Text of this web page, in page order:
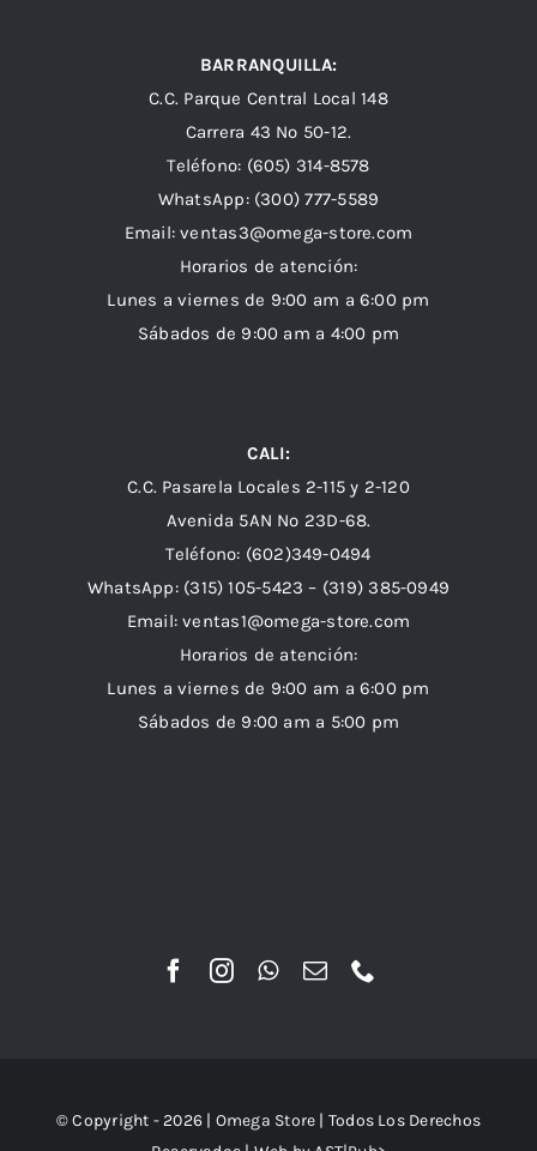
BARRANQUILLA:
C.C. Parque Central Local 148
Carrera 43 Nº 50-12.
Teléfono: (605) 314-8578
WhatsApp: (300) 777-5589
Email: ventas3@omega-store.com
Horarios de atención:
Lunes a viernes de 9:00 am a 6:00 pm
Sábados de 9:00 am a 4:00 pm
CALI:
C.C. Pasarela Locales 2-115 y 2-120
Avenida 5AN Nº 23D-68.
Teléfono: (602)349-0494
WhatsApp: (315) 105-5423 – (319) 385-0949
Email:ventas1@omega-store.com
Horarios de atención:
Lunes a viernes de 9:00 am a 6:00 pm
Sábados de 9:00 am a 5:00 pm
© Copyright - 2026 | Omega Store | Todos Los Derechos